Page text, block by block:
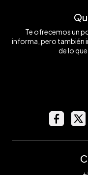
Te ofrecemos un
informa, pero también
de lo